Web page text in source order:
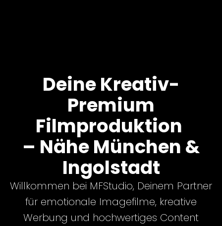
Deine Kreativ-
Premium
Filmproduktion
– Nähe München &
Ingolstadt
Willkommen bei MFStudio, Deinem Partner
für emotionale Imagefilme, kreative
Werbung und hochwertiges Content